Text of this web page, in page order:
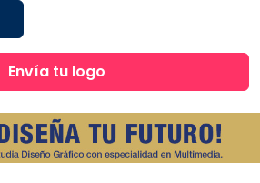
Envía tu logo